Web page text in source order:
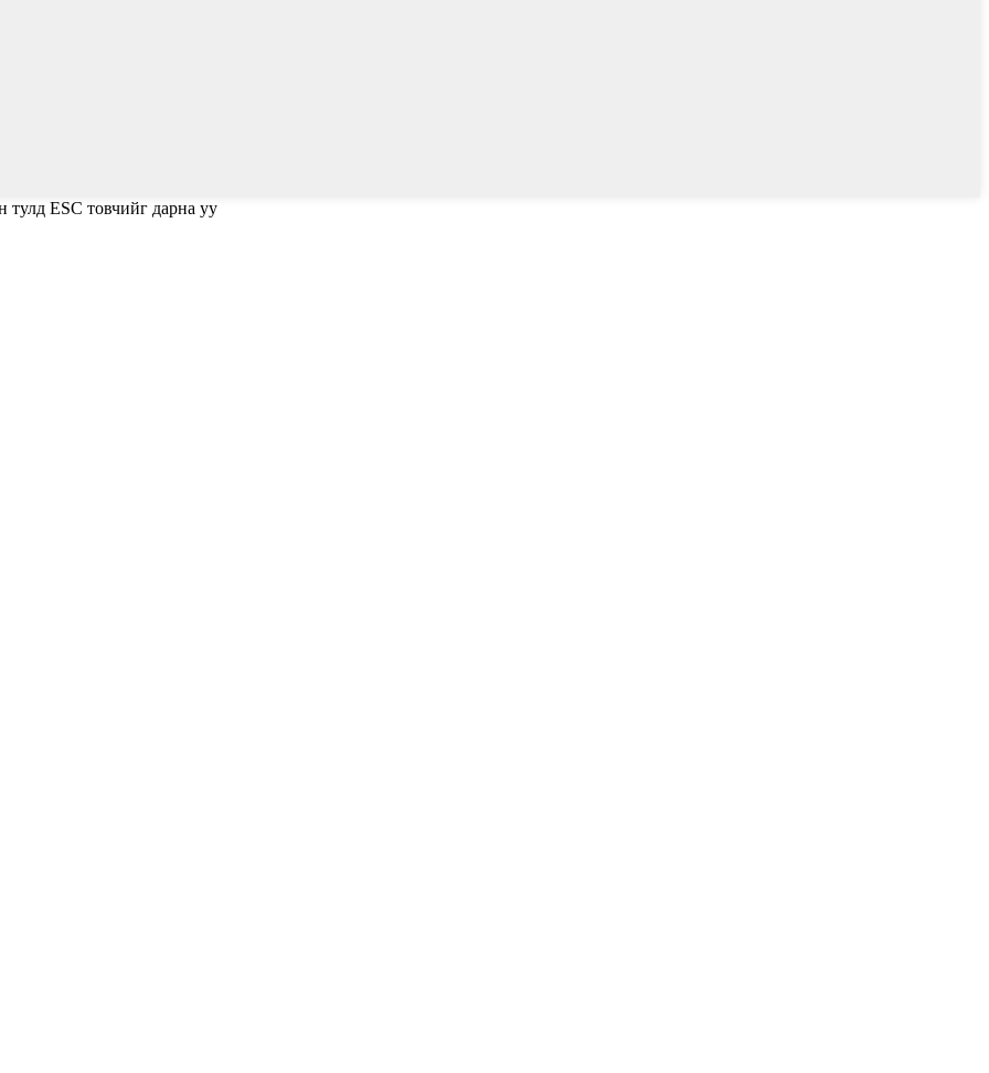
ESC товчийг дарна уу